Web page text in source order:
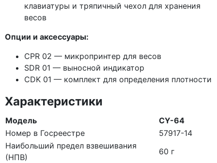
клавиатуры и тряпичный чехол для хранения
весов
Опции и аксессуары:
CPR 02 — микропринтер для весов
SDR 01 — выносной индикатор
CDK 01 — комплект для определения плотности
Характеристики
Модель
CY-64
Номер в Госреестре
57917-14
Наибольший предел взвешивания
(НПВ)
60 г